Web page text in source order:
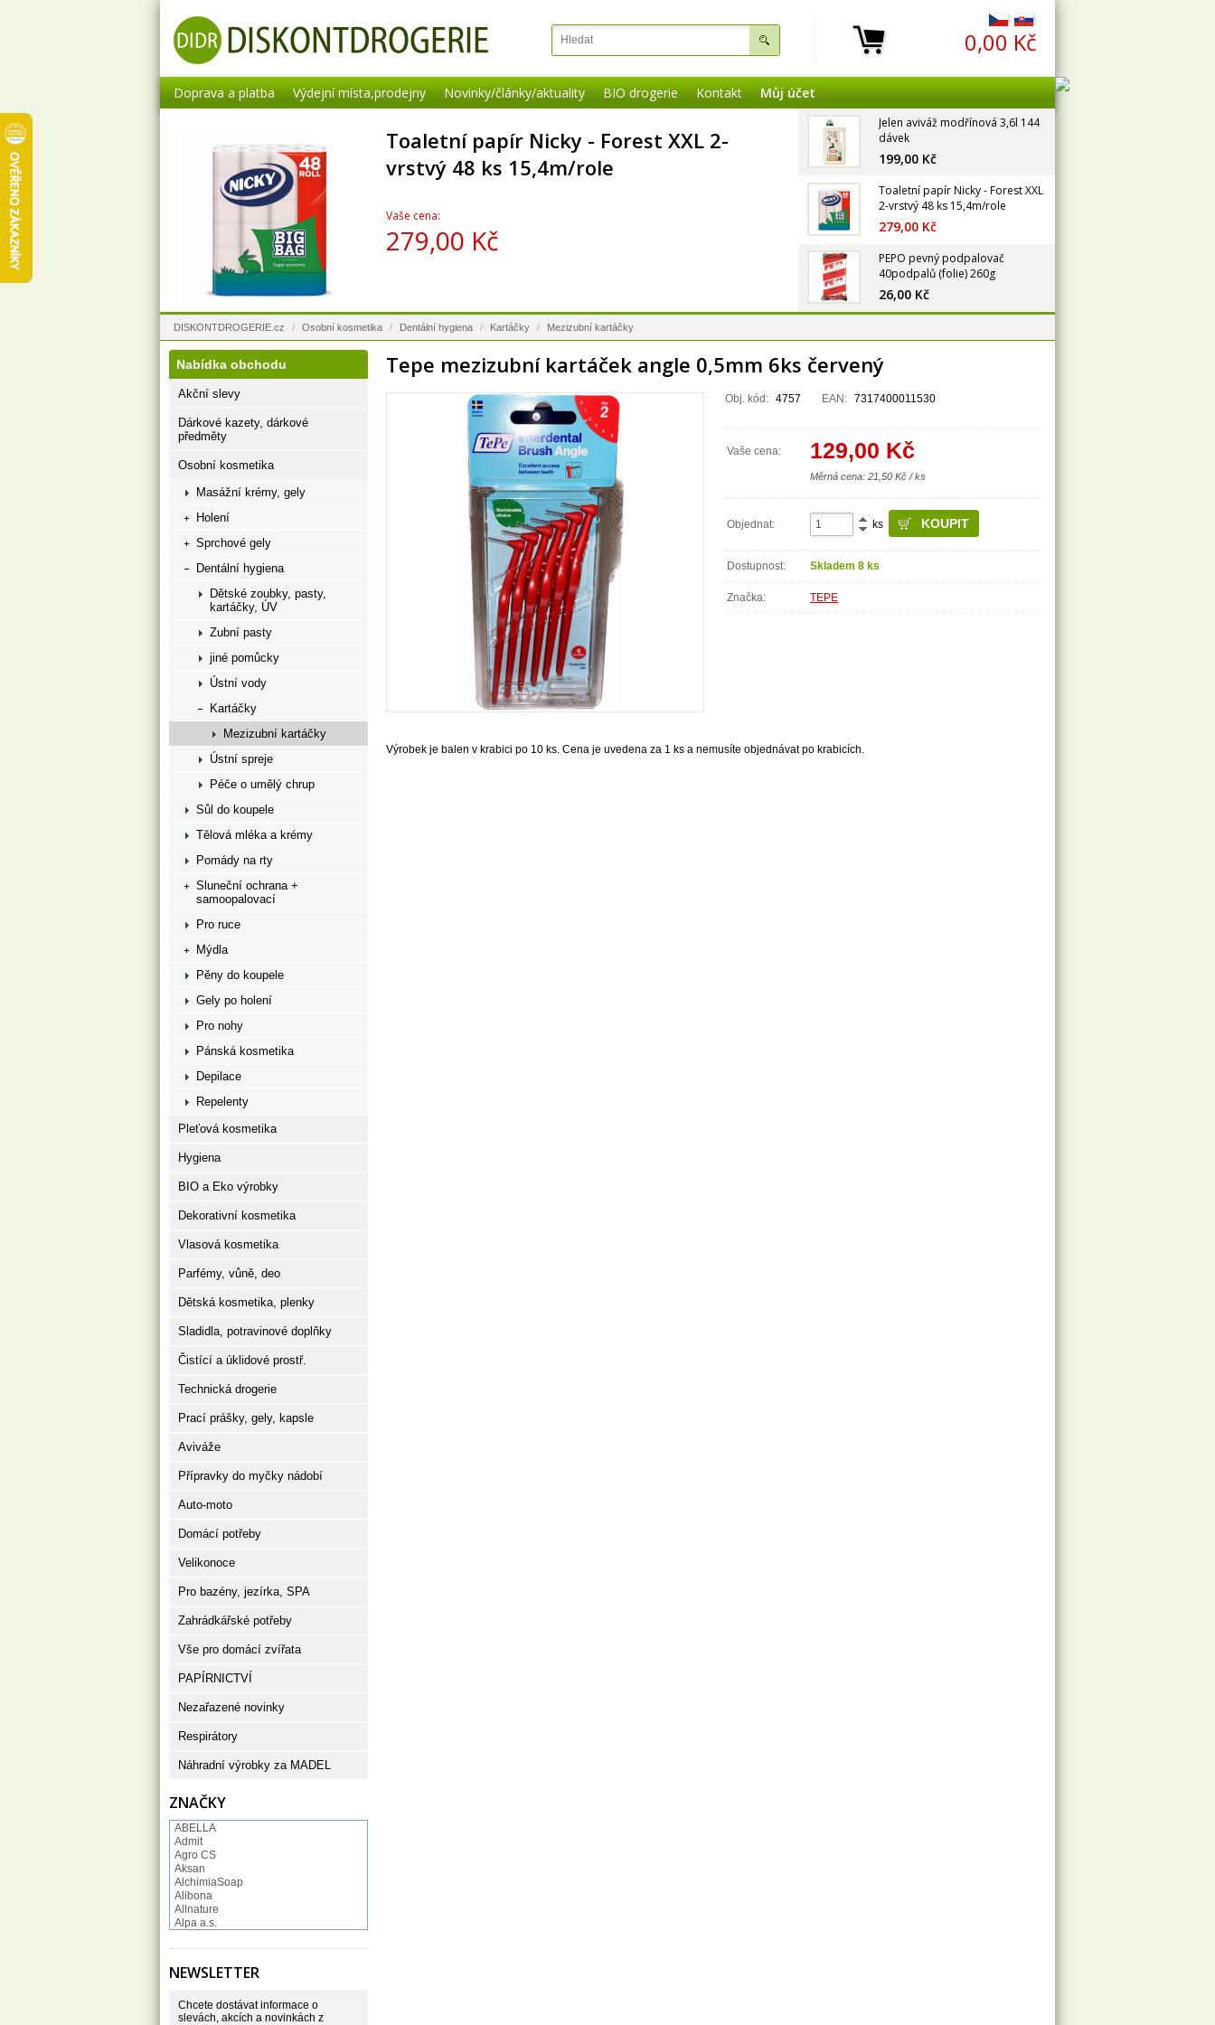
0,00 Kč
Doprava a platba Výdejní místa,prodejny Novinky/články/aktuality BIO drogerie Kontakt Můj účet
Toaletní papír Nicky - Forest XXL 2-
vrstvý 48 ks 15,4m/role
Vaše cena:
279,00 Kč
Jelen aviváž modřínová 3,6l 144
dávek
199,00 Kč
Toaletní papír Nicky - Forest XXL
2-vrstvý 48 ks 15,4m/role
279,00 Kč
PEPO pevný podpalovač
40podpalů (folie) 260g
26,00 Kč
DISKONTDROGERIE.cz / Osobní kosmetika / Dentální hygiena / Kartáčky / Mezizubní kartáčky
Tepe mezizubní kartáček angle 0,5mm 6ks červený
Obj. kód: 4757 EAN: 7317400011530
Vaše cena: 129,00 Kč
Měrná cena: 21,50 Kč / ks
Objednat: ks
Dostupnost: Skladem 8 ks
Značka: TEPE
Výrobek je balen v krabici po 10 ks. Cena je uvedena za 1 ks a nemusíte objednávat po krabicích.
Nabídka obchodu
Akční slevy
Dárkové kazety, dárkové
předměty
Osobní kosmetika
Masážní krémy, gely
Holení
Sprchové gely
Dentální hygiena
Dětské zoubky, pasty,
kartáčky, ÚV
Zubní pasty
jiné pomůcky
Ústní vody
Kartáčky
Mezizubní kartáčky
Ústní spreje
Péče o umělý chrup
Sůl do koupele
Tělová mléka a krémy
Pomády na rty
Sluneční ochrana +
samoopalovací
Pro ruce
Mýdla
Pěny do koupele
Gely po holení
Pro nohy
Pánská kosmetika
Depilace
Repelenty
Pleťová kosmetika
Hygiena
BIO a Eko výrobky
Dekorativní kosmetika
Vlasová kosmetika
Parfémy, vůně, deo
Dětská kosmetika, plenky
Sladidla, potravinové doplňky
Čistící a úklidové prostř.
Technická drogerie
Prací prášky, gely, kapsle
Aviváže
Přípravky do myčky nádobí
Auto-moto
Domácí potřeby
Velikonoce
Pro bazény, jezírka, SPA
Zahrádkářské potřeby
Vše pro domácí zvířata
PAPÍRNICTVÍ
Nezařazené novinky
Respirátory
Náhradní výrobky za MADEL
ZNAČKY
ABELLA
Admit
Agro CS
Aksan
AlchimiaSoap
Alibona
Allnature
Alpa a.s.
Alufix
Astonish
Atlantic
AutoMax Group
NEWSLETTER
Chcete dostávat informace o
slevách, akcích a novinkách z